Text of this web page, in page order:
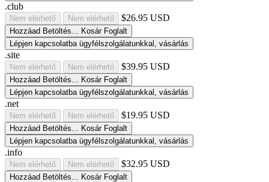
.club
Nem elérhető Nem elérhető $26.95 USD
Hozzáad Betöltés... Kosár Foglalt
Lépjen kapcsolatba ügyfélszolgálatunkkal, vásárlás
.site
Nem elérhető Nem elérhető $39.95 USD
Hozzáad Betöltés... Kosár Foglalt
Lépjen kapcsolatba ügyfélszolgálatunkkal, vásárlás
.net
Nem elérhető Nem elérhető $19.95 USD
Hozzáad Betöltés... Kosár Foglalt
Lépjen kapcsolatba ügyfélszolgálatunkkal, vásárlás
.info
Nem elérhető Nem elérhető $32.95 USD
Hozzáad Betöltés... Kosár Foglalt